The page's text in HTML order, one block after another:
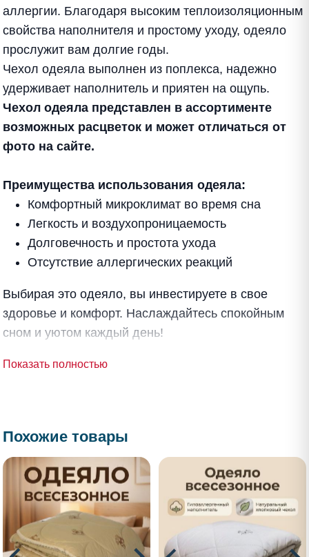
аллергии. Благодаря высоким теплоизоляционным
свойства наполнителя и простому уходу, одеяло
прослужит вам долгие годы.
Чехол одеяла выполнен из поплекса, надежно
удерживает наполнитель и приятен на ощупь.
Чехол одеяла представлен в ассортименте
возможных расцветок и может отличаться от
фото на сайте.
Преимущества использования одеяла:
Комфортный микроклимат во время сна
Легкость и воздухопроницаемость
Долговечность и простота ухода
Отсутствие аллергических реакций
Выбирая это одеяло, вы инвестируете в свое
здоровье и комфорт. Наслаждайтесь спокойным
сном и уютом каждый день!
Показать полностью
Похожие товары